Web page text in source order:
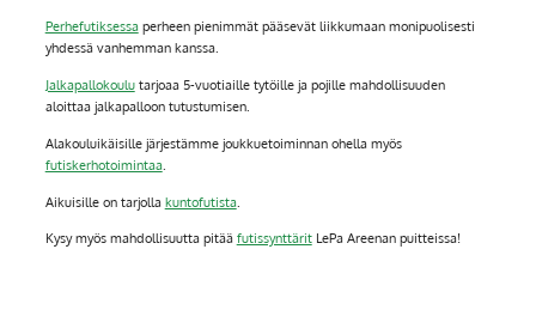
Perhefutiksessaperheen pienimmät pääsevät liikkumaan monipuolisesti
yhdessä vanhemman kanssa.
Jalkapallokoulutarjoaa 5-vuotiaille tytöille ja pojille mahdollisuuden
aloittaa jalkapalloon tutustumisen.
Alakouluikäisille järjestämme joukkuetoiminnan ohella myös
futiskerhotoimintaa.
Aikuisille on tarjolla kuntofutista.
Kysy myös mahdollisuutta pitää futissynttäritLePa Areenan puitteissa!